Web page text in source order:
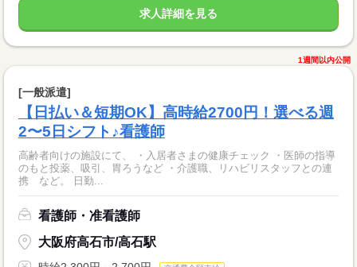
求人詳細を見る
1週間以内公開
[一般派遣]
【日払い＆短期OK】高時給2700円！選べる週
2〜5日シフト♪看護師
高齢者向けの施設にて、 ・入居者さまの健康チェック ・医師の指導
のもと投薬、吸引、胃ろうなど ・介護職、リハビリスタッフとの連
携 など。 日勤...
看護師・准看護師
大阪府高石市/高石駅